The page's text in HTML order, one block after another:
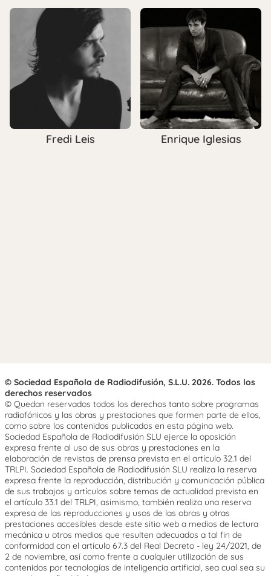
Fredi Leis Enrique Iglesias
© Sociedad Española de Radiodifusión, S.L.U. 2026. Todos los
derechos reservados
© Quedan reservados todos los derechos tanto sobre programas
radiofónicos y las obras y prestaciones que formen parte de ellos,
como sobre los contenidos publicados en esta página web.
Sociedad Española de Radiodifusión SLU ejerce la oposición
expresa frente al uso de sus obras y prestaciones en la
elaboración de revistas de prensa prevista en el artículo 32.1 del
TRLPI. Sociedad Española de Radiodifusión SLU realiza la reserva
expresa frente la reproducción, distribución y comunicación pública
de sus trabajos y artículos sobre temas de actualidad prevista en
el artículo 33.1 del TRLPI, asimismo, también realiza una reserva
expresa de las reproducciones y usos de las obras y otras
prestaciones accesibles desde este sitio web a medios de lectura
mecánica u otros medios que resulten adecuados a tal fin de
conformidad con el artículo 67.3 del Real Decreto - ley 24/2021, de
2 de noviembre, así como frente a cualquier utilización de sus
contenidos por tecnologías de inteligencia artificial, sea cual sea su